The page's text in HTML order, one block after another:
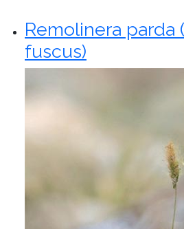
Remolinera parda
fuscus)